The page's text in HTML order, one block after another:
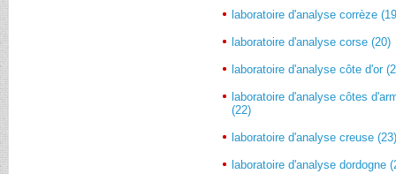
laboratoire d'analyse corrèze
laboratoire d'analyse corse (20)
laboratoire d'analyse côte d'or
laboratoire d'analyse côtes
(22)
laboratoire d'analyse creuse
laboratoire d'analyse dordogne